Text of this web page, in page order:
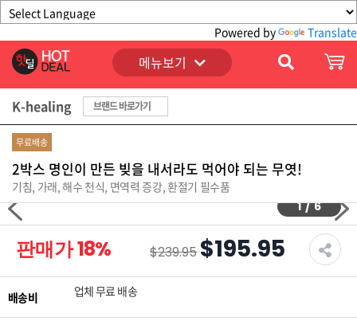
Powered by Translate
메뉴보기
K-healing 브랜드 바로가기
무료배송
2박스 명인이 만든 빚을 내서라도 먹어야 되는 무엿!
기침, 가래, 해수 천식, 면역력 증강, 환절기 필수품
1 / 6
판매가18% $239.95 $195.95
배송비 업체 무료 배송